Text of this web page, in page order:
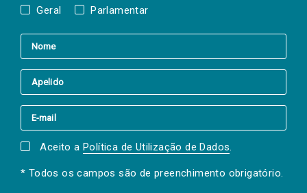
Geral Parlamentar
Aceito a Política de Utilização de Dados.
* Todos os campos são de preenchimento obrigatório.